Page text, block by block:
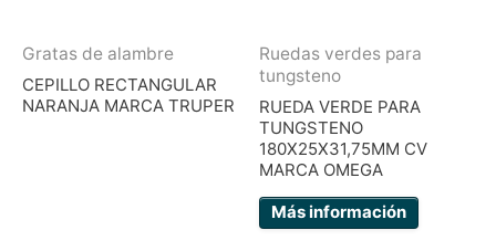
Gratas de alambre
CEPILLO RECTANGULAR
NARANJA MARCA TRUPER
Ruedas verdes para
tungsteno
RUEDA VERDE PARA
TUNGSTENO
180X25X31,75MM CV
MARCA OMEGA
Más información